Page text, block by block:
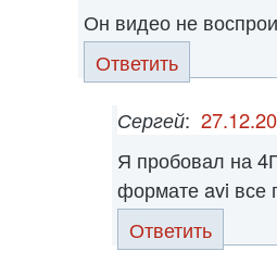
Он видео не
Ответить
Сергей:
Я пробовал на
формате avi все
Ответить